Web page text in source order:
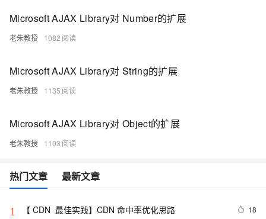
Microsoft AJAX Library对 Number的扩展
老朱教授 1082
Microsoft AJAX Library对 String的扩展
老朱教授 1135
Microsoft AJAX Library对 Object的扩展
老朱教授 1103
热门文章 最新文章
1 【 CDN  最佳实践】CDN 命中率优化思路 18